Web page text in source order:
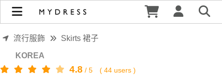
鬆緊腰綁帶A字牛仔裙 | MYDRESS 時裳韓風
流行服飾 Skirts 裙子
KOREA
4.8 / 5 ( 44 users )